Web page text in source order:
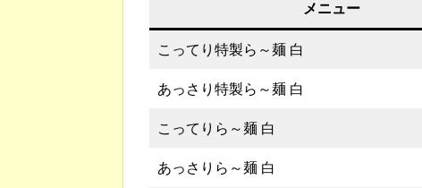
メニュー
こってり特製ら～麺 白
あっさり特製ら～麺 白
こってりら～麺 白
あっさりら～麺 白